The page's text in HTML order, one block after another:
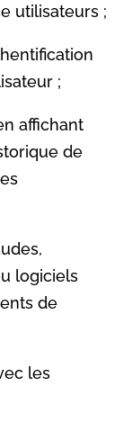
utilisateurs ;
;
affichant
de
logiciels
de
les